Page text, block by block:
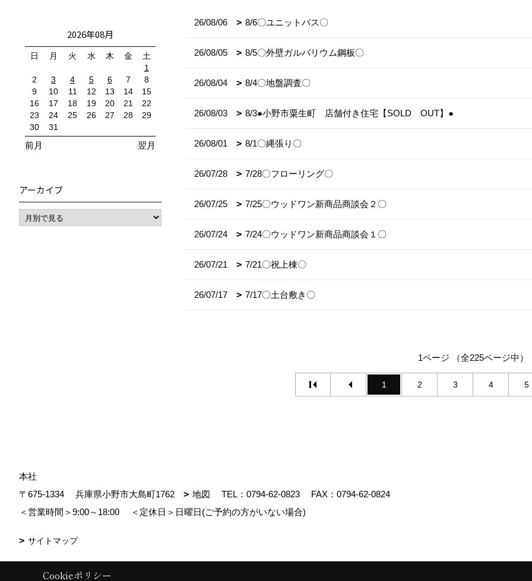
26/08/06 8/6〇ユニットバス〇
26/08/05 8/5〇外壁ガルバリウム鋼板〇
26/08/04 8/4〇地盤調査〇
26/08/03 8/3●小野市粟生町 店舗付き住宅【SOLD OUT】●
26/08/01 8/1〇縄張り〇
26/07/28 7/28〇フローリング〇
26/07/25 7/25〇ウッドワン新商品商談会２〇
26/07/24 7/24〇ウッドワン新商品商談会１〇
26/07/21 7/21〇祝上棟〇
26/07/17 7/17〇土台敷き〇
1ページ （全225ページ中）
1 2 3 4 5
2026年08月
日 月 火 水 木 金
土
1
2
3 4 5 6 7
8
9
10 11 12 13 14
15
16
17 18 19 20 21
22
23
24 25 26 27 28
29
30
31
前月 翌月
アーカイブ
本社
〒675-1334
兵庫県小野市大島町1762 地図 TEL： 0794-62-0823
FAX：0794-62-0824
＜営業時間＞9:00～18:00
＜定休日＞日曜日(ご予約の方がいない場合)
サイトマップ
Copyright (c) MDhomes. All Rights Reserved.
Cookieポリシー